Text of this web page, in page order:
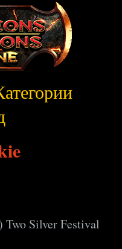
Two Silver Festival